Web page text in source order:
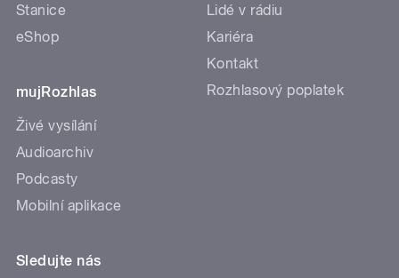
Stanice
eShop
mujRozhlas
Živé vysílání
Audioarchiv
Podcasty
Mobilní aplikace
Lidé v rádiu
Kariéra
Kontakt
Rozhlasový poplatek
Sledujte nás